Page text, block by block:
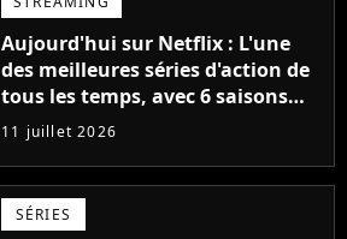
Aujourd'hui sur Netflix : L'une
des meilleures séries d'action de
tous les temps, avec 6 saisons
parfaites
11 juillet 2026
SÉRIES